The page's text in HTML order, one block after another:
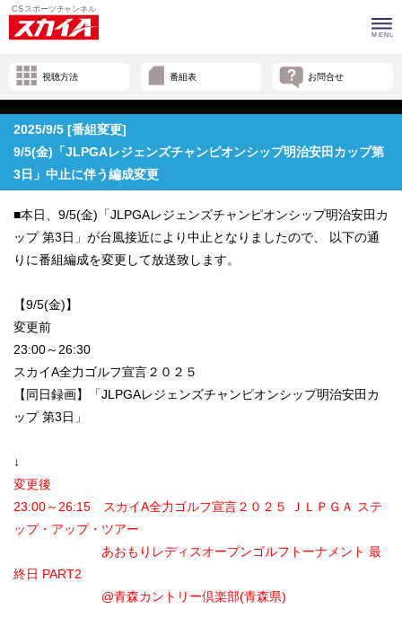
視聴方法 番組表 お問合せ
2025/9/5 [番組変更]
9/5(金)「JLPGAレジェンズチャンピオンシップ明治安田カップ第
3日」中止に伴う編成変更
■本日、9/5(金)「JLPGAレジェンズチャンピオンシップ明治安田カ
ップ 第3日」が台風接近により中止となりましたので、 以下の通
りに番組編成を変更して放送致します。
【9/5(金)】
変更前
23:00～26:30
スカイA全力ゴルフ宣言２０２５
【同日録画】「JLPGAレジェンズチャンピオンシップ明治安田カ
ップ 第3日」
↓
変更後
23:00～26:15 スカイA全力ゴルフ宣言２０２５ ＪＬＰＧＡ ステ
ップ・アップ・ツアー
あおもりレディスオープンゴルフトーナメント 最
終日 PART2
@青森カントリー倶楽部(青森県)